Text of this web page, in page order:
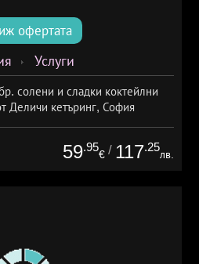
офертата
Услуги
солени и сладки коктейлни
Деличи кетъринг, София
59.95
€ / 117.25
лв.